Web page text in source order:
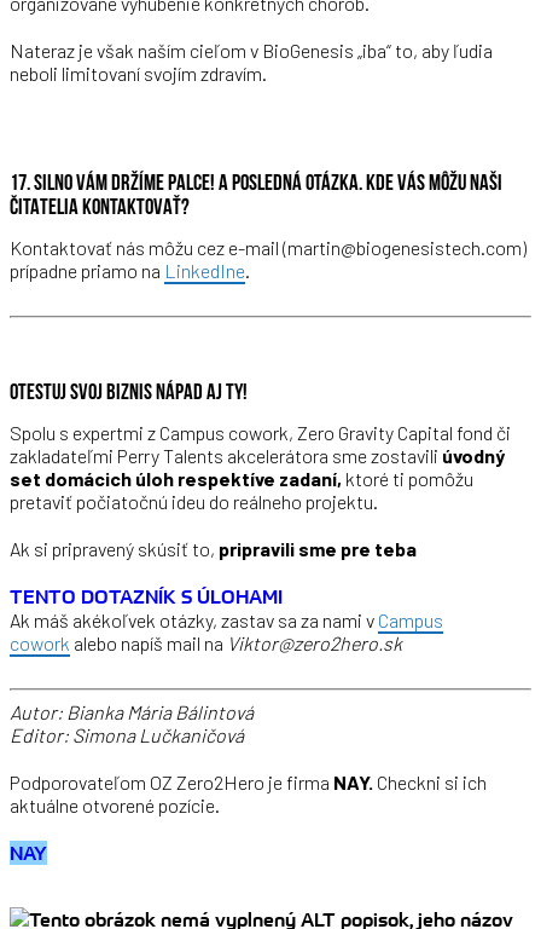
Nateraz je však naším cieľom v BioGenesis „iba“ to, aby ľudia
neboli limitovaní svojím zdravím.
17. SILNO VÁM DRŽÍME PALCE! A POSLEDNÁ OTÁZKA. KDE VÁS MÔŽU NAŠI
ČITATELIA KONTAKTOVAŤ?
Kontaktovať nás môžu cez e-mail (martin@biogenesistech.com)
prípadne priamo na LinkedIne.
OTESTUJ SVOJ BIZNIS NÁPAD AJ TY!
Spolu s expertmi z Campus cowork, Zero Gravity Capital fond či
zakladateľmi Perry Talents akcelerátora sme zostavili úvodný
set domácich úloh respektíve zadaní, ktoré ti pomôžu
pretaviť počiatočnú ideu do reálneho projektu.
Ak si pripravený skúsiť to, pripravili sme pre teba
TENTO DOTAZNÍK S ÚLOHAMI
Ak máš akékoľvek otázky, zastav sa za nami v Campus
cowork alebo napíš mail na Viktor@zero2hero.sk
Autor: Bianka Mária Bálintová
Editor: Simona Lučkaničová
Podporovateľom OZ Zero2Hero je firma NAY. Checkni si ich
aktuálne otvorené pozície.
NAY